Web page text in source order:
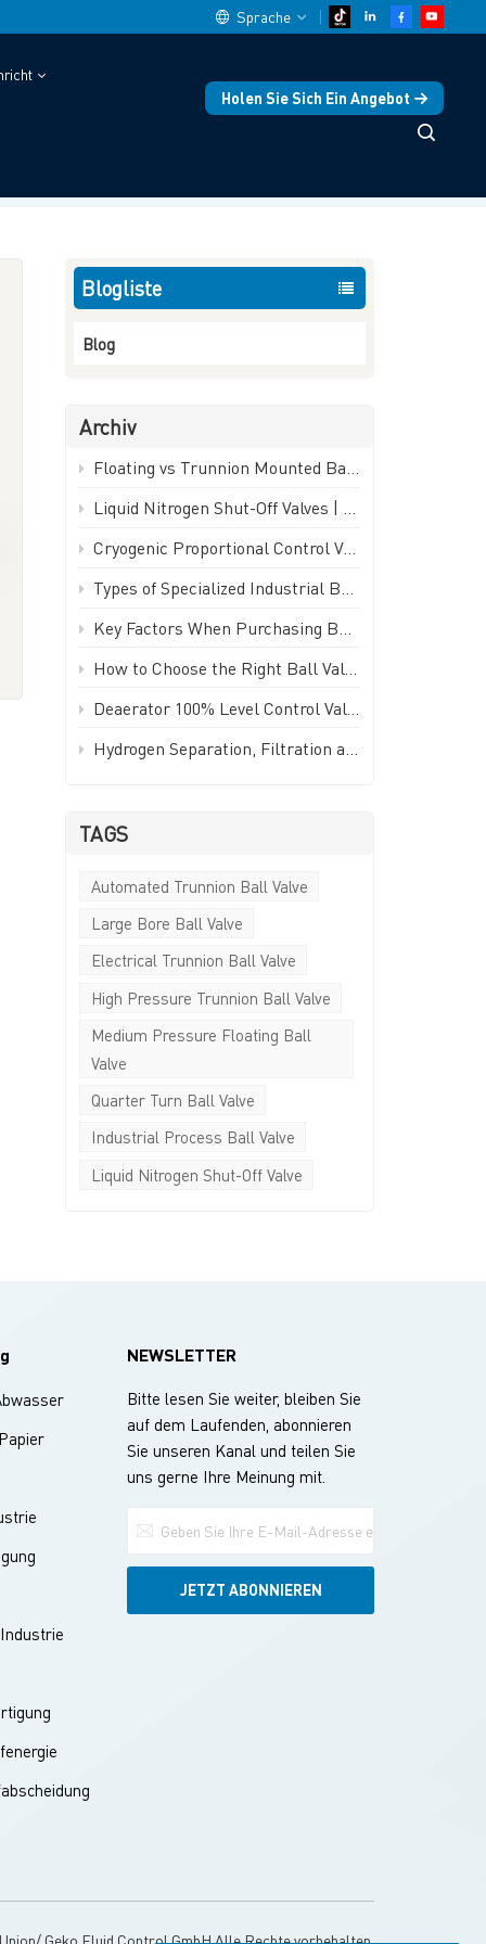
Sprache
English
العربية
Türkçe
Polski
한국의
Holen Sie Sich Ein Angebot
AUTOMATISIERUNG
Blogliste
Blog
Archiv
Floating vs Trunnion Mounted Ball Valves: How to Choose - GEKO Valve
Liquid Nitrogen Shut-Off Valves | -196°C Cryogenic Isolation Valve - GEKO Valve
Cryogenic Proportional Control Valve | Stainless Steel IP65 PWM Low Temperature Valve - GEKO Valve
Types of Specialized Industrial Ball Valves for Unique Piping Applications | GEKO Valve
Key Factors When Purchasing Ball Valves for Piping Systems | GEKO Valve
How to Choose the Right Ball Valve for Industrial Applications | GEKO Valve
Deaerator 100% Level Control Valve (LCV) - GEKO Valve
Hydrogen Separation, Filtration and Extraction Ball Valve
TAGS
Automated Trunnion Ball Valve
Large Bore Ball Valve
Electrical Trunnion Ball Valve
High Pressure Trunnion Ball Valve
Medium Pressure Floating Ball
Valve
Quarter Turn Ball Valve
Industrial Process Ball Valve
Liquid Nitrogen Shut-Off Valve
NEWSLETTER
Bitte lesen Sie weiter, bleiben Sie
auf dem Laufenden, abonnieren
Sie unseren Kanal und teilen Sie
uns gerne Ihre Meinung mit.
Geko Fluid Control GmbH Alle Rechte vorbehalten.